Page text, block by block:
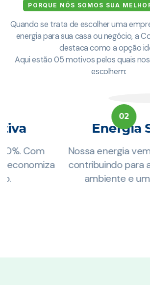
PORQUE NÓS SOMOS SUA
Quando se trata de escolher uma
energia para sua casa ou negócio, a
destaca como a opção
Aqui estão 05 motivos pelos quais
escolhem:
Energia
Nossa energia vem de
contribuindo para a
ambiente e um futuro